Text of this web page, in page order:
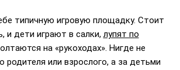
типичную игровую площадку. Стоит
и дети играют в салки, лупят по
на «рукоходах». Нигде не
родителя или взрослого, а за детьми